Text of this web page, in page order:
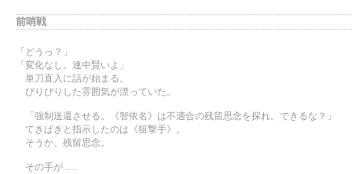
前哨戦
「どうっ？」
「変化なし。連中賢いよ」
単刀直入に話が始まる。
ぴりぴりした雰囲気が漂っていた。
「強制送還させる。《智依名》は不適合の残留思念を探れ。できるな？」
てきぱきと指示したのは《狙撃手》。
そうか、残留思念。
その手が……